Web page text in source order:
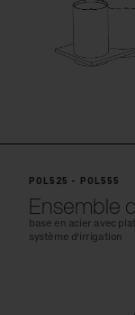
POL525 - POL555
Ensemble
base en acier avec
système d'irrigation